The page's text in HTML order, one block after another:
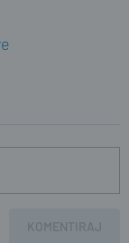
KOMENTIRAJ